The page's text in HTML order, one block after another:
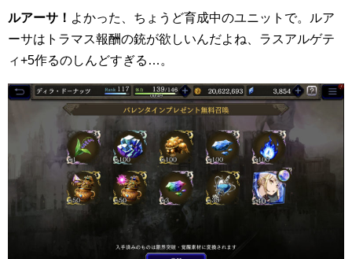
ルアーサ！ よかった、ちょうど育成中のユニットで。ルア
ーサはトラマス報酬の銃が欲しいんだよね、ラスアルゲテ
ィ+5作るのしんどすぎる…。